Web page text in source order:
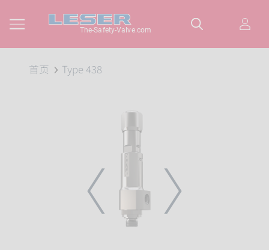
The-Safety-Valve.com
首页 Type 438
NEXT